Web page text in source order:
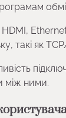
такі як
між ними.